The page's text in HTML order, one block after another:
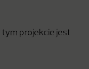
projekcie jest